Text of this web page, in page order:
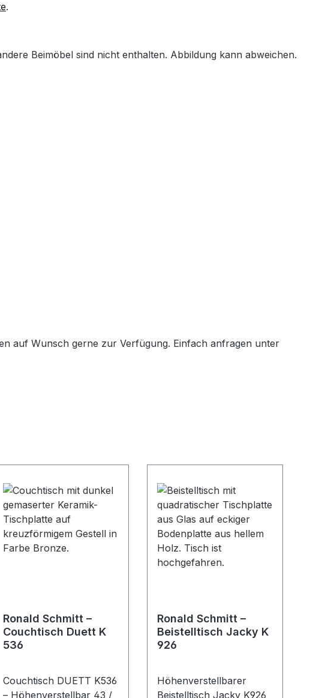
.
Beimöbel sind nicht enthalten. Abbildung kann abweichen.
auf Wunsch gerne zur Verfügung. Einfach anfragen unter
Ronald Schmitt –
Couchtisch Duett K
536
Couchtisch DUETT K536
– Höhenverstellbar 43 /
Ronald Schmitt –
Beistelltisch Jacky K
926
Höhenverstellbarer
Beistelltisch Jacky K926